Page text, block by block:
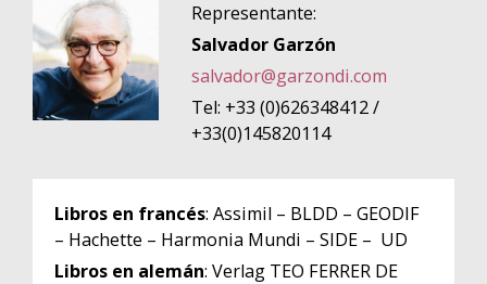
Representante:
Salvador Garzón
salvador@garzondi.com
Tel: +33 (0)626348412 /
+33(0)145820114
Libros en francés: Assimil – BLDD – GEODIF
– Hachette – Harmonia Mundi – SIDE – UD
Libros en alemán: Verlag TEO FERRER DE